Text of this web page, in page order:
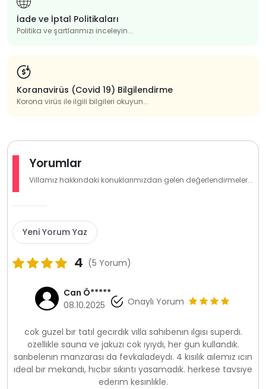
İade ve İptal Politikaları
Politika ve şartlarımızı inceleyin...
Koranavirüs (Covid 19) Bilgilendirme
Korona virüs ile ilgili bilgileri okuyun...
Yorumlar
Villamız hakkındaki konuklarımızdan gelen değerlendirmeler...
Yeni Yorum Yaz
4 (5 Yorum)
Can Ö*****
08.10.2025
Onaylı Yorum
cok guzel bır tatıl gecırdık vılla sahıbenın ılgısı superdı.
ozellıkle sauna ve jakuzı cok ıyıydı, her gun kullandık.
sarıbelenın manzarası da fevkaladeydı. 4 kısılık aılemız ıcın
ıdeal bır mekandı, hıcbır sıkıntı yasamadık. herkese tavsıye
ederım kesınlıkle.